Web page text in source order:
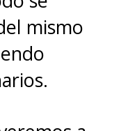
mismo